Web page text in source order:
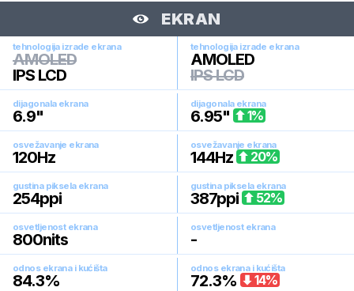
EKRAN
tehnologija izrade ekrana
AMOLED
IPS LCD
tehnologija izrade ekrana
AMOLED
IPS LCD
dijagonala ekrana
6.9"
dijagonala ekrana
6.95" 1%
osvežavanje ekrana
120Hz
osvežavanje ekrana
144Hz 20%
gustina piksela ekrana
254ppi
gustina piksela ekrana
387ppi 52%
osvetljenost ekrana
800nits
osvetljenost ekrana
-
odnos ekrana i kućišta
84.3%
odnos ekrana i kućišta
72.3% 14%